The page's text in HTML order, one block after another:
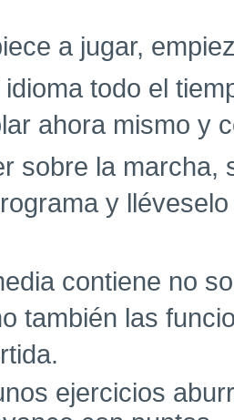
a jugar,
todo el
ahora mismo y
sobre la marcha,
y
contiene no
también las
ejercicios